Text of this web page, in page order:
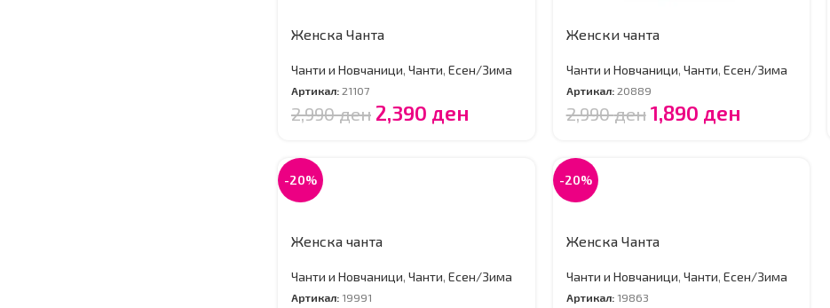
Женска Чанта
Чанти и Новчаници, Чанти, Есен/Зима
Артикал:21107
2,990ден 2,390 ден
Женски чанта
Чанти и Новчаници, Чанти, Есен/Зима
Артикал:20889
2,990ден 1,890 ден
-20%
Женска чанта
Чанти и Новчаници, Чанти, Есен/Зима
Артикал: 19991
-20%
Женска Чанта
Чанти и Новчаници, Чанти, Есен/Зима
Артикал: 19863